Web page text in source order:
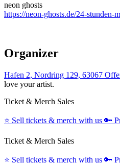
neon ghosts
https://neon-ghosts.de/24-stunden-
Organizer
Hafen 2, Nordring 129, 63067
love your artist.
Ticket & Merch Sales
⭐️ Sell tickets & merch with us 🔑
Ticket & Merch Sales
⭐️ Sell tickets & merch with us 🔑